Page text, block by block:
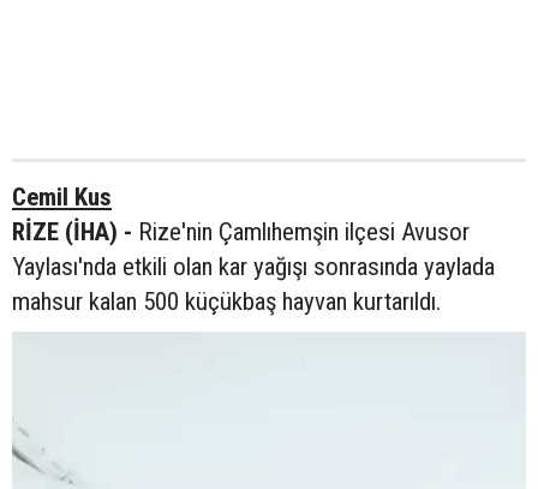
Cemil Kus
RİZE (İHA) - Rize'nin Çamlıhemşin ilçesi Avusor
Yaylası'nda etkili olan kar yağışı sonrasında yaylada
mahsur kalan 500 küçükbaş hayvan kurtarıldı.